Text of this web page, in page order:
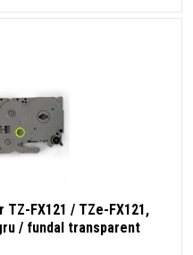
FX121 / TZe-FX121,
/ fundal transparent